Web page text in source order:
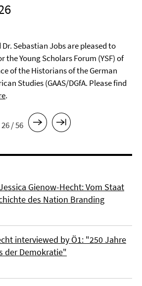
Dr. Sebastian Jobs are pleased to
the Young Scholars Forum (YSF) of
of the Historians of the German
Studies (GAAS/DGfA. Please find
.
26 / 56
Gienow-Hecht: Vom Staat
des Nation Branding
interviewed by Ö1: "250 Jahre
der Demokratie"